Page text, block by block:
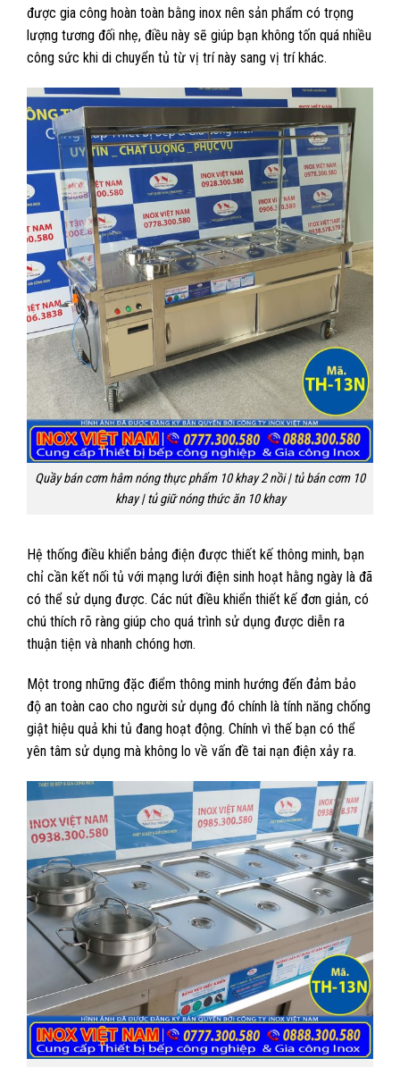
được gia công hoàn toàn bằng inox nên sản phẩm có trọng
lượng tương đối nhẹ, điều này sẽ giúp bạn không tốn quá nhiều
công sức khi di chuyển tủ từ vị trí này sang vị trí khác.
Quầy bán cơm hâm nóng thực phẩm 10 khay 2 nồi | tủ bán cơm 10
khay | tủ giữ nóng thức ăn 10 khay
Hệ thống điều khiển bảng điện được thiết kế thông minh, bạn
chỉ cần kết nối tủ với mạng lưới điện sinh hoạt hằng ngày là đã
có thể sử dụng được. Các nút điều khiển thiết kế đơn giản, có
chú thích rõ ràng giúp cho quá trình sử dụng được diễn ra
thuận tiện và nhanh chóng hơn.
Một trong những đặc điểm thông minh hướng đến đảm bảo
độ an toàn cao cho người sử dụng đó chính là tính năng chống
giật hiệu quả khi tủ đang hoạt động. Chính vì thế bạn có thể
yên tâm sử dụng mà không lo về vấn đề tai nạn điện xảy ra.